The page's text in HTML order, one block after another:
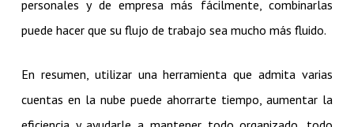
personales y de empresa más fácilmente, combinarlas
puede hacer que su flujo de trabajo sea mucho más fluido.
En resumen, utilizar una herramienta que admita varias
cuentas en la nube puede ahorrarte tiempo, aumentar la